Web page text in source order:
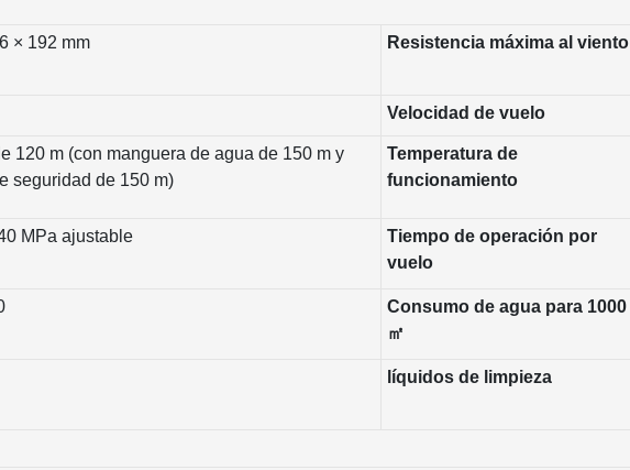
× 192 mm Resistencia máxima al viento
Velocidad de vuelo
120 m (con manguera de agua de 150 m y
seguridad de 150 m)
Temperatura de
funcionamiento
MPa ajustable
Tiempo de operación por
vuelo
Consumo de agua para 1000
㎡
líquidos de limpieza